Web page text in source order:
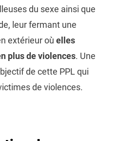
du sexe ainsi que
leur fermant une
extérieur où elles
plus de violences. Une
de cette PPL qui
de violences.